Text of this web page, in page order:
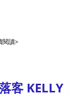
閱讀>
客